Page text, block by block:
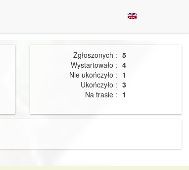
Zgłoszonych : 5
Wystartowało : 4
Nie ukończyło : 1
Ukończyło : 3
Na trasie : 1